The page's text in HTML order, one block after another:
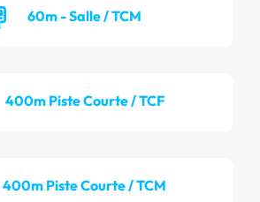
60m - Salle / TCM
400m Piste Courte / TCF
400m Piste Courte / TCM